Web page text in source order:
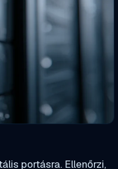
portásra. Ellenőrzi,